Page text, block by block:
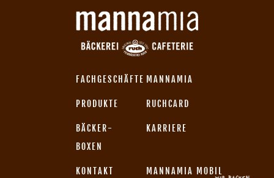
FACHGESCHÄFTE
PRODUKTE
BÄCKER-
BOXEN
MANNAMIA
RUCHCARD
KARRIERE
KONTAKT MANNAMIA MOBIL